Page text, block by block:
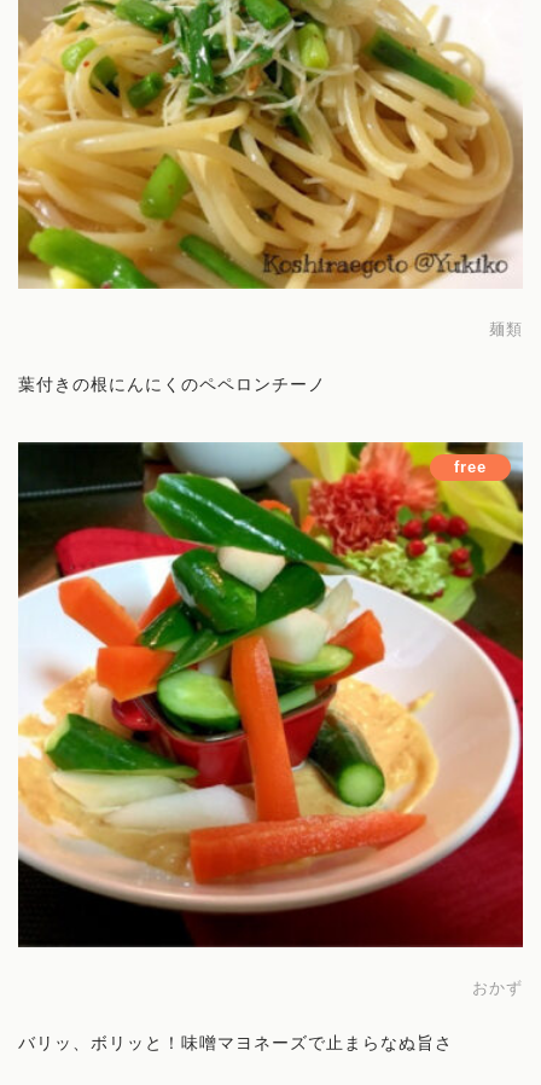
ホーム
Works
プロフィール
薬膳講座
オンラインコミュニティ
お料理レッスン
講師
旅する薬膳
お問い合わせ
麺類
葉付きの根にんにくのペペロンチーノ
free
おかず
バリッ、ボリッと！味噌マヨネーズで止まらなぬ旨さ